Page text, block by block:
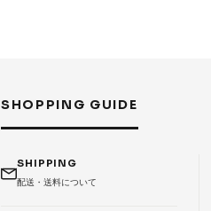
SHOPPING GUIDE
SHIPPING
配送・送料について